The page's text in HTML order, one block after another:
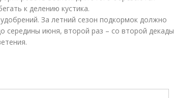
к делению кустика.
За летний сезон подкормок должно
середины июня, второй раз – со второй декады